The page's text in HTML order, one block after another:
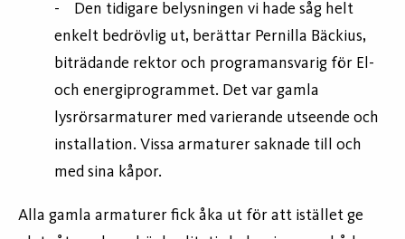
- Den tidigare belysningen vi hade såg helt
enkelt bedrövlig ut, berättar Pernilla Bäckius,
biträdande rektor och programansvarig för El-
och energiprogrammet. Det var gamla
lysrörsarmaturer med varierande utseende och
installation. Vissa armaturer saknade till och
med sina kåpor.
Alla gamla armaturer fick åka ut för att istället ge